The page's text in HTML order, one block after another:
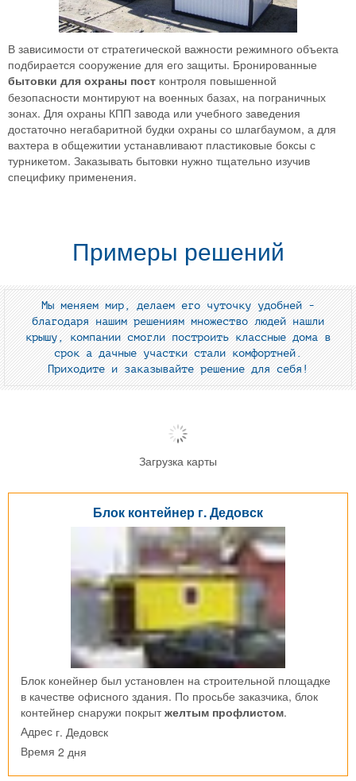
В зависимости от стратегической важности режимного объекта
подбирается сооружение для его защиты. Бронированные
бытовки для охраны пост контроля повышенной
безопасности монтируют на военных базах, на пограничных
зонах. Для охраны КПП завода или учебного заведения
достаточно негабаритной будки охраны со шлагбаумом, а для
вахтера в общежитии устанавливают пластиковые боксы с
турникетом. Заказывать бытовки нужно тщательно изучив
специфику применения.
Примеры решений
Мы меняем мир, делаем его чуточку удобней -
благодаря нашим решениям множество людей нашли
крышу, компании смогли построить классные дома в
срок а дачные участки стали комфортней.
Приходите и заказывайте решение для себя!
Загрузка карты
Блок контейнер г. Дедовск
Блок конейнер был установлен на строительной площадке
в качестве офисного здания. По просьбе заказчика, блок
контейнер снаружи покрытжелтым профлистом.
Адрес г. Дедовск
Время 2 дня